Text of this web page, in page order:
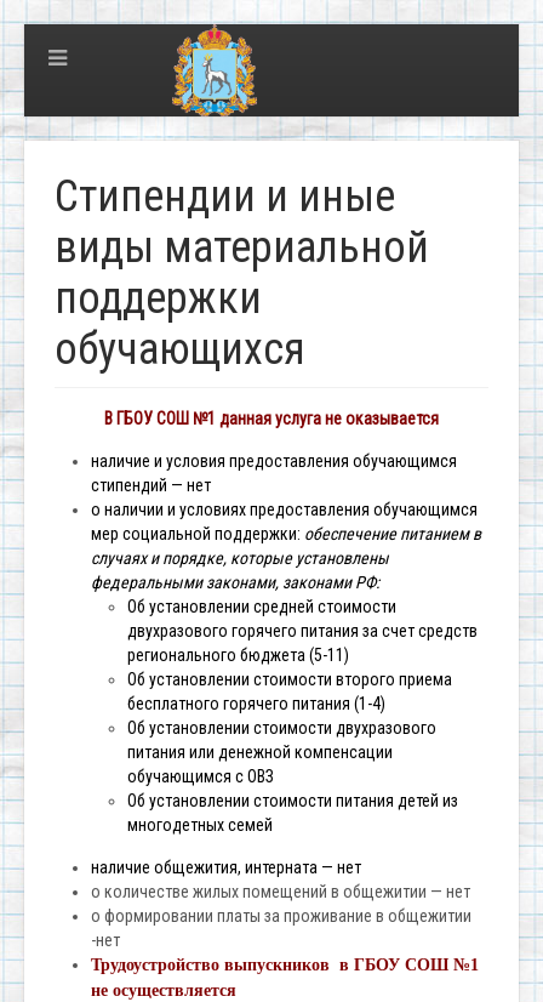
Стипендии и иные
виды материальной
поддержки
обучающихся
В ГБОУ СОШ №1 данная услуга не оказывается
наличие и условия предоставления обучающимся
стипендий — нет
о наличии и условиях предоставления обучающимся
мер социальной поддержки: обеспечение питанием в
случаях и порядке, которые установлены
федеральными законами, законами РФ:
Об установлении средней стоимости
двухразового горячего питания за счет средств
регионального бюджета (5-11)
Об установлении стоимости второго приема
бесплатного горячего питания (1-4)
Об установлении стоимости двухразового
питания или денежной компенсации
обучающимся с ОВЗ
Об установлении стоимости питания детей из
многодетных семей
наличие общежития, интерната — нет
о количестве жилых помещений в общежитии — нет
о формировании платы за проживание в общежитии
-нет
Трудоустройство выпускников в ГБОУ СОШ №1
не осуществляется